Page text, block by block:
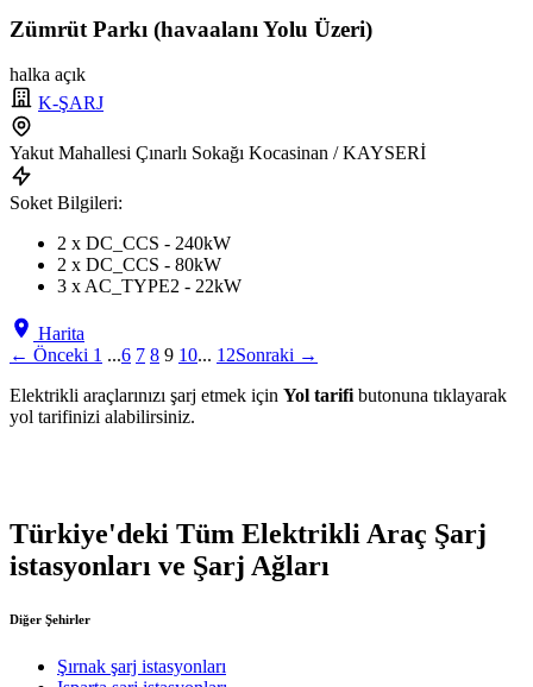
Zümrüt Parkı (havaalanı Yolu Üzeri)
halka açık
K-ŞARJ
Yakut Mahallesi Çınarlı Sokağı Kocasinan / KAYSERİ
Soket Bilgileri:
2 x DC_CCS - 240kW
2 x DC_CCS - 80kW
3 x AC_TYPE2 - 22kW
Harita
← Önceki 1 ...6 7 8 9 10... 12Sonraki →
Elektrikli araçlarınızı şarj etmek için Yol tarifi butonuna tıklayarak
yol tarifinizi alabilirsiniz.
Türkiye'deki Tüm Elektrikli Araç Şarj
istasyonları ve Şarj Ağları
Diğer Şehirler
Şırnak şarj istasyonları